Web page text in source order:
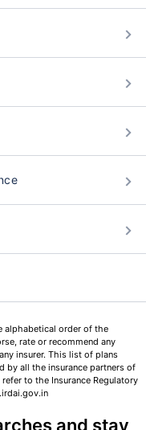
alphabetical order of the
rate or recommend any
insurer. This list of plans
by all the insurance partners of
to the Insurance Regulatory
and stay
कसा
दूर आह